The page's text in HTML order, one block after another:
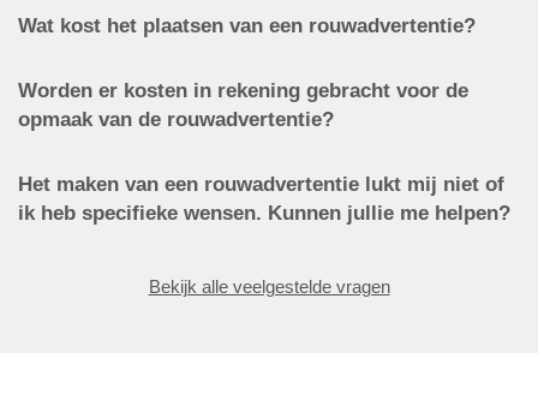
Wat kost het plaatsen van een rouwadvertentie?
Worden er kosten in rekening gebracht voor de
opmaak van de rouwadvertentie?
Het maken van een rouwadvertentie lukt mij niet of
ik heb specifieke wensen. Kunnen jullie me helpen?
Bekijk alle veelgestelde vragen